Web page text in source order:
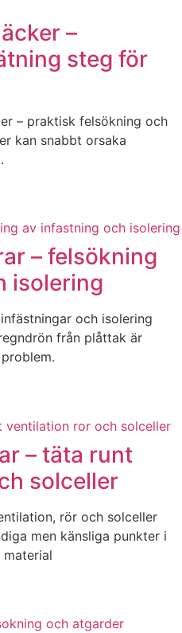
–
steg för
– praktisk felsökning och
kan snabbt orsaka
– felsökning
isolering
och isolering
från plåttak är
– täta runt
solceller
rör och solceller
men känsliga punkter i